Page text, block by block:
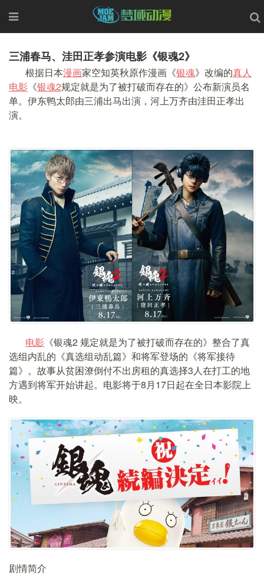
三浦春马、洼田正孝参演电影《银魂2》
根据日本漫画家空知英秋原作漫画《银魂》改编的真人
电影 《银魂2规定就是为了被打破而存在的》公布新演员名
单。伊东鸭太郎由三浦出马出演，河上万齐由洼田正孝出
演。
电影 《银魂2 规定就是为了被打破而存在的》整合了真
选组内乱的《真选组动乱篇》和将军登场的《将军接待
篇》。故事从贫困潦倒付不出房租的真选择3人在打工的地
方遇到将军开始讲起。电影将于8月17日起在全日本影院上
映。
剧情简介